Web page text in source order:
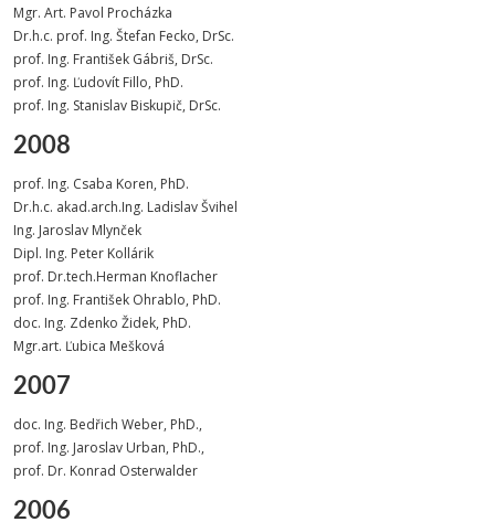
Mgr. Art. Pavol Procházka
Dr.h.c. prof. Ing. Štefan Fecko, DrSc.
prof. Ing. František Gábriš, DrSc.
prof. Ing. Ľudovít Fillo, PhD.
prof. Ing. Stanislav Biskupič, DrSc.
2008
prof. Ing. Csaba Koren, PhD.
Dr.h.c. akad.arch.Ing. Ladislav Švihel
Ing. Jaroslav Mlynček
Dipl. Ing. Peter Kollárik
prof. Dr.tech.Herman Knoflacher
prof. Ing. František Ohrablo, PhD.
doc. Ing. Zdenko Židek, PhD.
Mgr.art. Ľubica Mešková
2007
doc. Ing. Bedřich Weber, PhD.,
prof. Ing. Jaroslav Urban, PhD.,
prof. Dr. Konrad Osterwalder
2006